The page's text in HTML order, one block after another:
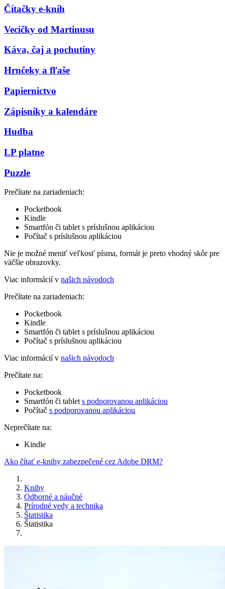
Čítačky e-kníh
Vecičky od Martinusu
Káva, čaj a pochutiny
Hrnčeky a fľaše
Papiernictvo
Zápisníky a kalendáre
Hudba
LP platne
Puzzle
Prečítate na zariadeniach:
Pocketbook
Kindle
Smartfón či tablet s príslušnou aplikáciou
Počítač s príslušnou aplikáciou
Nie je možné meniť veľkosť písma, formát je preto vhodný skôr pre
väčšie obrazovky.
Viac informácií v našich návodoch
Prečítate na zariadeniach:
Pocketbook
Kindle
Smartfón či tablet s príslušnou aplikáciou
Počítač s príslušnou aplikáciou
Viac informácií v našich návodoch
Prečítate na:
Pocketbook
Smartfón či tablet s podporovanou aplikáciou
Počítač s podporovanou aplikáciou
Neprečítate na:
Kindle
Ako čítať e-knihy zabezpečené cez Adobe DRM?
Knihy
Odborné a náučné
Prírodné vedy a technika
Štatistika
Štatistika